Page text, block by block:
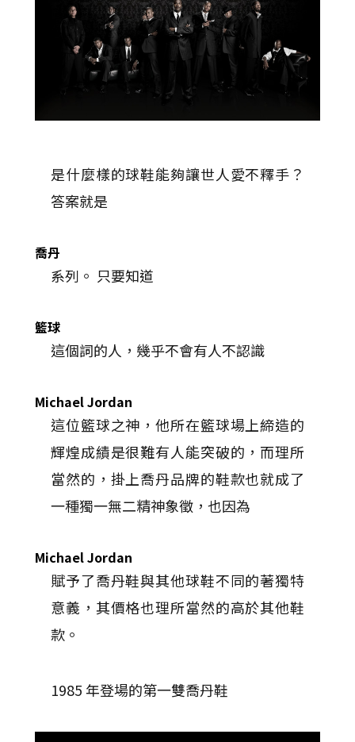
是什麼樣的球鞋能夠讓世人愛不釋手？
答案就是
喬丹
系列。 只要知道
籃球
這個詞的人，幾乎不會有人不認識
Michael Jordan
這位籃球之神，他所在籃球場上締造的
輝煌成績是很難有人能突破的，而理所
當然的，掛上喬丹品牌的鞋款也就成了
一種獨一無二精神象徵，也因為
Michael Jordan
賦予了喬丹鞋與其他球鞋不同的著獨特
意義，其價格也理所當然的高於其他鞋
款。
1985 年登場的第一雙喬丹鞋